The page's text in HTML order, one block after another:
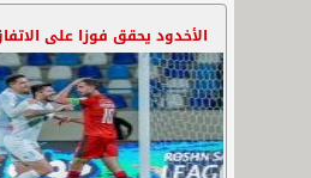
الأخدود يحقق فوزا على